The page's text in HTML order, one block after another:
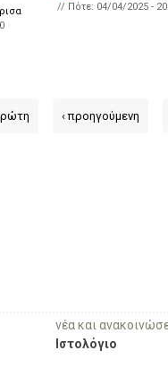
// Πότε: 04/04/2025 -
‹ προηγούμενη
νέα και
Ιστολόγιο